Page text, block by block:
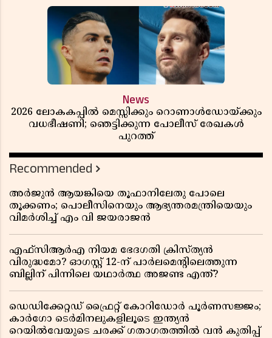
News
2026 ലോകകപ്പിൽ മെസ്സിക്കും റൊണാൾഡോയ്ക്കും
വധഭീഷണി; ഞെട്ടിക്കുന്ന പോലീസ് രേഖകൾ
പുറത്ത്
Recommended
അർജുൻ ആയങ്കിയെ തൂഫാനിലേതു പോലെ
തൂക്കണം; പൊലീസിനെയും ആഭ്യന്തരമന്ത്രിയെയും
വിമർശിച്ച് എം വി ജയരാജൻ
എഫ്സിആർഎ നിയമ ഭേദഗതി ക്രിസ്ത്യൻ
വിരുദ്ധമോ? ഓഗസ്റ്റ് 12-ന് പാർലമെന്റിലെത്തുന്ന
ബില്ലിന് പിന്നിലെ യഥാർത്ഥ അജണ്ട എന്ത്?
ഡെഡിക്കേറ്റഡ് ഫ്രൈറ്റ് കോറിഡോർ പൂർണസജ്ജം;
കാർഗോ ടെർമിനലുകളിലൂടെ ഇന്ത്യൻ
റെയിൽവേയുടെ ചരക്ക് ഗതാഗതത്തിൽ വൻ കുതിപ്പ്